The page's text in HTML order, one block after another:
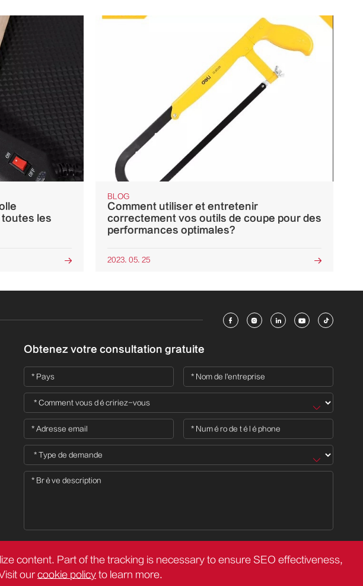
les

BLOG
Comment utiliser et entretenir
correctement vos outils de coupe pour des
performances optimales?
2023. 05. 25 
    
Obtenez votre consultation gratuite

content. Part of the tracking is necessary to ensure SEO effectiveness,
our cookie policy to learn more.